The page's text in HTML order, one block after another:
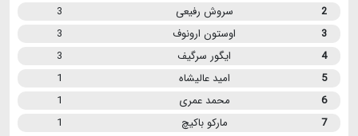
2
سروش رفیعی
3
3
اوستون ارونوف
3
4
ایگور سرگیف
3
5
امید عالیشاه
1
6
محمد عمری
1
7
مارکو باکیچ
1